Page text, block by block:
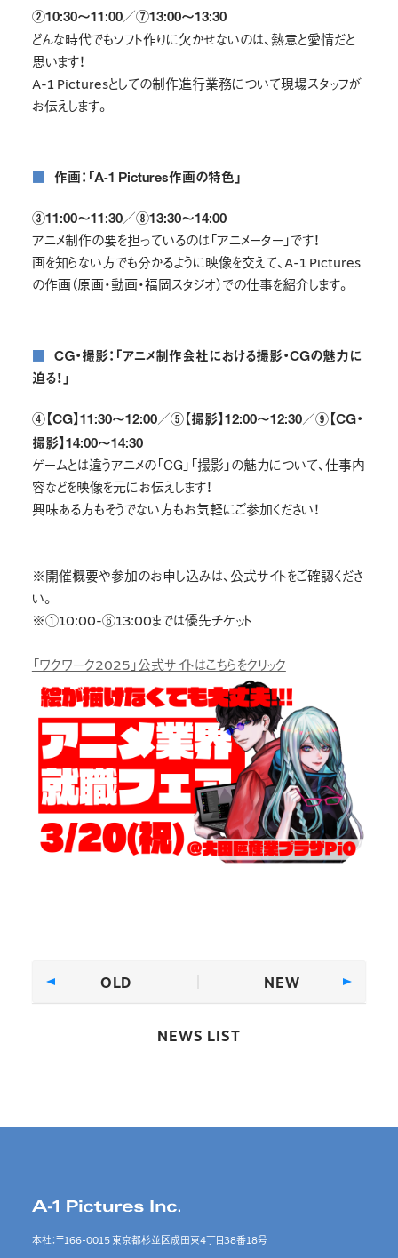
②10:30～11:00／⑦13:00～13:30
どんな時代でもソフト作りに欠かせないのは、熱意と愛情だと
思います！
A-1 Picturesとしての制作進行業務について現場スタッフが
お伝えします。
■作画：「A-1 Pictures作画の特色」
③11:00～11:30／⑧13:30～14:00
アニメ制作の要を担っているのは「アニメーター」です！
画を知らない方でも分かるように映像を交えて、A-1 Pictures
の作画（原画・動画・福岡スタジオ）での仕事を紹介します。
■ＣＧ・撮影：「アニメ制作会社における撮影・CGの魅力に
迫る！」
④【CG】11:30～12:00／⑤【撮影】12:00～12:30／⑨【CG・
撮影】14:00～14:30
ゲームとは違うアニメの「ＣＧ」「撮影」の魅力について、仕事内
容などを映像を元にお伝えします！
興味ある方もそうでない方もお気軽にご参加ください！
※開催概要や参加のお申し込みは、公式サイトをご確認くださ
い。
※①10:00-⑥13:00までは優先チケット
「ワクワーク2025」公式サイトはこちらをクリック
OLD
NEWS LIST
NEW
本社：〒166-0015 東京都杉並区成田東4丁目38番18号